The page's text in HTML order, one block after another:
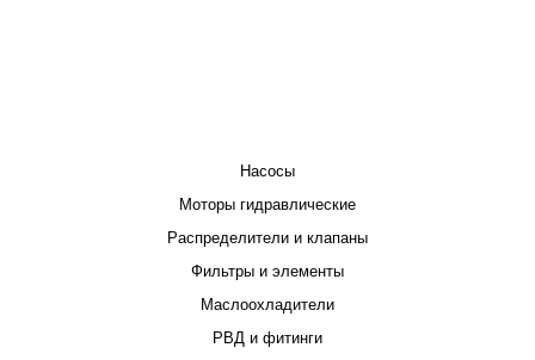
Насосы
Моторы гидравлические
Распределители и клапаны
Фильтры и элементы
Маслоохладители
РВД и фитинги